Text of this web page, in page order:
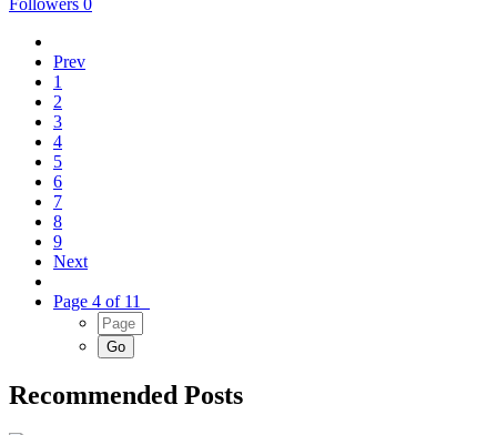
Followers 0
Prev
1
2
3
4
5
6
7
8
9
Next
Page 4 of 11
Recommended Posts